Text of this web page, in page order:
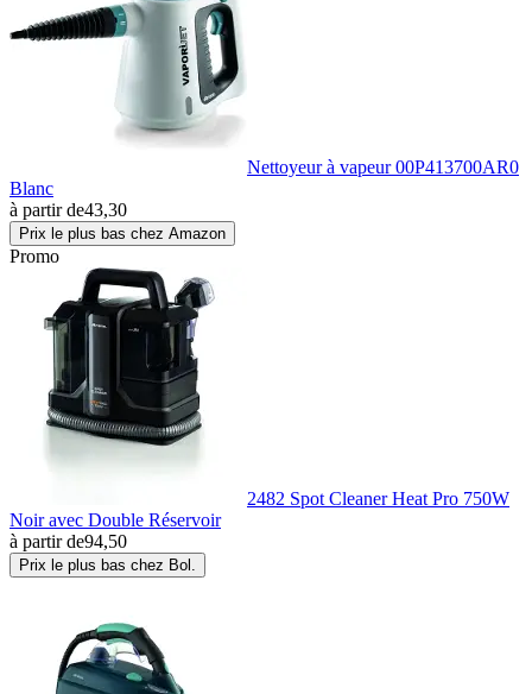
Nettoyeur à vapeur 00P413700AR0
Blanc
à partir de43,30
Prix le plus bas chez Amazon
Promo
2482 Spot Cleaner Heat Pro 750W
Noir avec Double Réservoir
à partir de94,50
Prix le plus bas chez Bol.